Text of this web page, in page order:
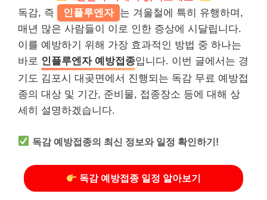
독감, 즉
인플루엔자 는 겨울철에 특히 유행하며,
매년 많은 사람들이 이로 인한 증상에 시달립니다.
이를 예방하기 위해 가장 효과적인 방법 중 하나는
바로 인플루엔자 예방접종입니다. 이번 글에서는 경
기도 김포시 대곶면에서 진행되는 독감 무료 예방접
종의 대상 및 기간, 준비물, 접종장소 등에 대해 상
세히 설명하겠습니다.
독감 예방접종의 최신 정보와 일정 확인하기!
독감 예방접종 일정 알아보기